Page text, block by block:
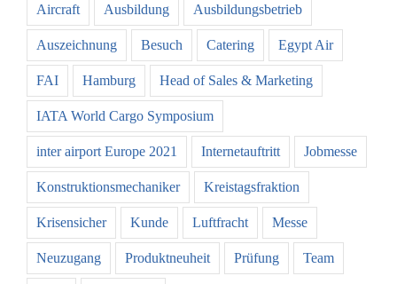
Aircraft Ausbildung Ausbildungsbetrieb
Auszeichnung Besuch Catering Egypt Air
FAI Hamburg Head of Sales & Marketing
IATA World Cargo Symposium
inter airport Europe 2021 Internetauftritt Jobmesse
Konstruktionsmechaniker Kreistagsfraktion
Krisensicher Kunde Luftfracht Messe
Neuzugang Produktneuheit Prüfung Team